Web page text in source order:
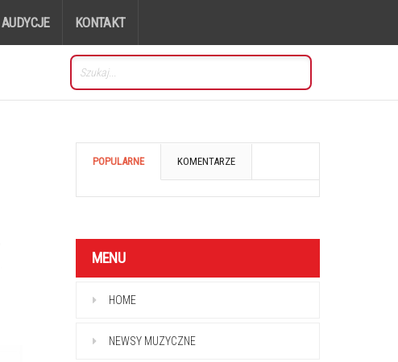
AUDYCJE KONTAKT
POPULARNE KOMENTARZE
MENU
HOME
NEWSY MUZYCZNE